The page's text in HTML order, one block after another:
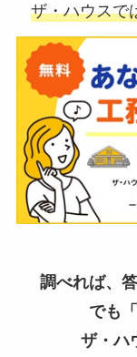
ザ・ハウスで
調べれば、
でも
ザ・ハ